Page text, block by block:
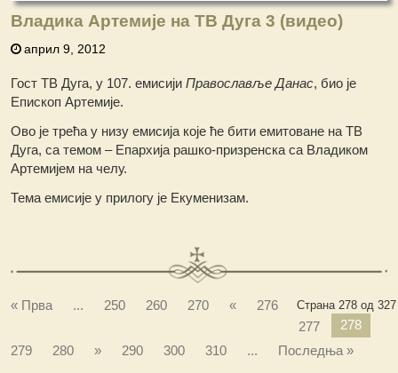
Владика Артемије на ТВ Дуга 3 (видео)
април 9, 2012
Гост ТВ Дуга, у 107. емисијиПравославље Данас, био је
Епископ Артемије.
Ово је трећа у низу емисија које ће бити емитоване на ТВ
Дуга, са темом – Епархија рашко-призренска са Владиком
Артемијем на челу.
Тема емисије у прилогу је Екуменизам.
Страна 278 од 327
« Прва ... 250 260 270 «
276
277
278
279
280 » 290 300 310 ... Последња »